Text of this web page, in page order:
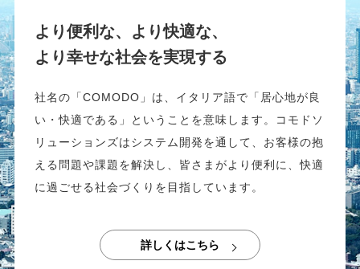
より便利な、より快適な、
より幸せな社会を実現する
社名の「COMODO」は、イタリア語で「居心地が良
い・快適である」ということを意味します。コモドソ
リューションズはシステム開発を通して、お客様の抱
える問題や課題を解決し、皆さまがより便利に、快適
に過ごせる社会づくりを目指しています。
詳しくはこちら